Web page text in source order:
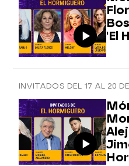
'El
INVITADOS DEL 17 AL 20